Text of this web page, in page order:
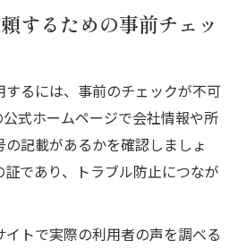
のメリットと賢い活用術を紹
でも対応の実態とポイント
ョップ 出張買取おすすめの選
するための事前チェッ
るには、事前のチェックが不可
式ホームページで会社情報や所
記載があるかを確認しましょ
であり、トラブル防止につなが
トで実際の利用者の声を調べる